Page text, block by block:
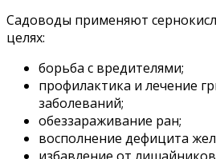
Садоводы применяют
целях:
борьба с вредителями;
профилактика и лечение
заболеваний;
обеззараживание ран;
восполнение дефицита